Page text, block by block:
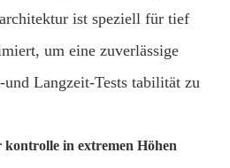
ist speziell für tief
um eine zuverlässige
Langzeit-Tests tabilität zu
in extremen Höhen